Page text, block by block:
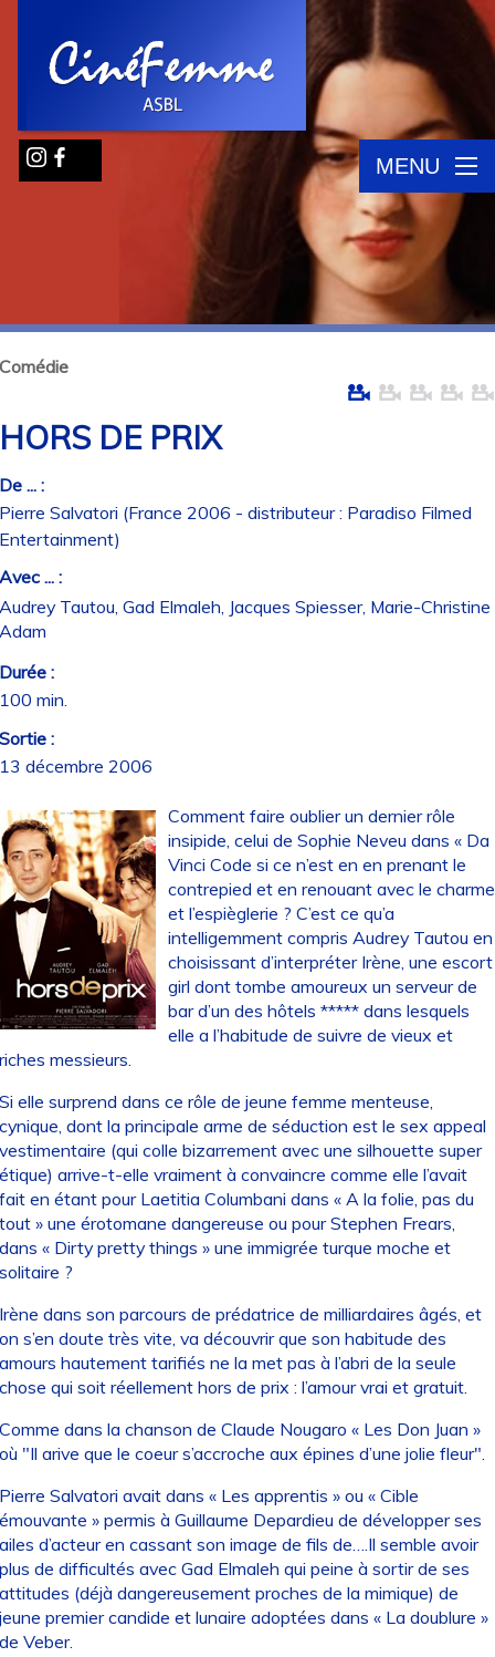
MENU
DE PRIX
... :
Salvatori (France 2006 - distributeur : Paradiso Filmed
... :
Tautou, Gad Elmaleh, Jacques Spiesser, Marie-Christine
:
min.
:
décembre 2006
Comment faire oublier un dernier rôle
insipide, celui de Sophie Neveu dans « Da
Vinci Code si ce n’est en en prenant le
contrepied et en renouant avec le charme
et l’espièglerie ? C’est ce qu’a
intelligemment compris Audrey Tautou en
choisissant d’interpréter Irène, une escort
girl dont tombe amoureux un serveur de
bar d’un des hôtels ***** dans lesquels
elle a l’habitude de suivre de vieux et
messieurs.
elle surprend dans ce rôle de jeune femme menteuse,
dont la principale arme de séduction est le sex appeal
(qui colle bizarrement avec une silhouette super
arrive-t-elle vraiment à convaincre comme elle l’avait
en étant pour Laetitia Columbani dans « A la folie, pas du
» une érotomane dangereuse ou pour Stephen Frears,
« Dirty pretty things » une immigrée turque moche et
?
dans son parcours de prédatrice de milliardaires âgés, et
s’en doute très vite, va découvrir que son habitude des
hautement tarifiés ne la met pas à l’abri de la seule
qui soit réellement hors de prix : l’amour vrai et gratuit.
dans la chanson de Claude Nougaro « Les Don Juan »
"Il arive que le coeur s’accroche aux épines d’une jolie fleur".
Salvatori avait dans « Les apprentis » ou « Cible
» permis à Guillaume Depardieu de développer ses
d’acteur en cassant son image de fils de….Il semble avoir
de difficultés avec Gad Elmaleh qui peine à sortir de ses
(déjà dangereusement proches de la mimique) de
premier candide et lunaire adoptées dans « La doublure »
Veber.